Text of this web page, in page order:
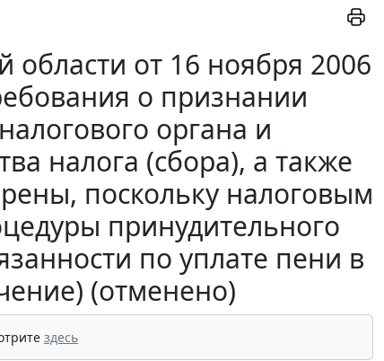
от 16 ноября 2006
о признании
органа и
налога (сбора), а также
поскольку налоговым
принудительного
по уплате пени в
(отменено)
здесь